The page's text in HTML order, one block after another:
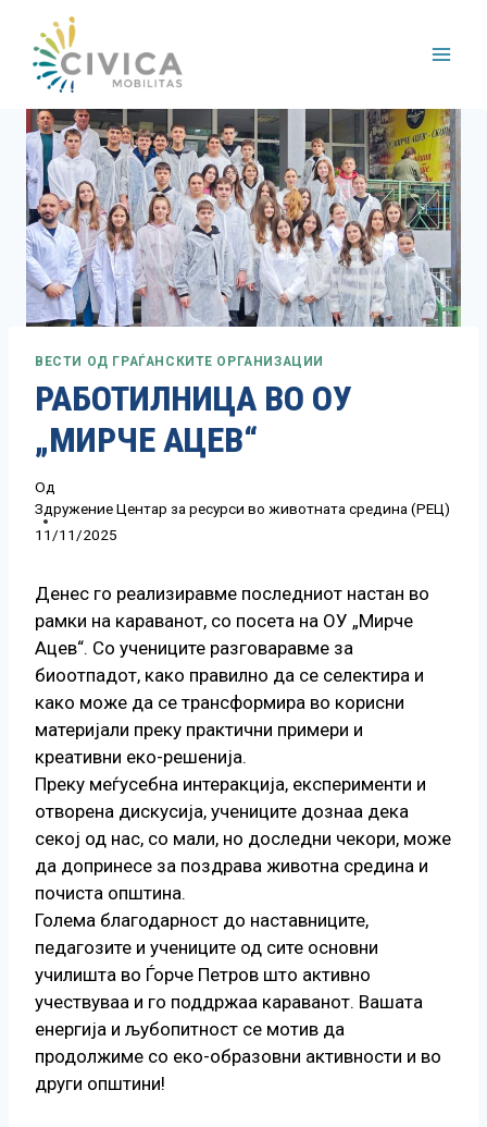
content
ВЕСТИ ОД ГРАЃАНСКИТЕ ОРГАНИЗАЦИИ
РАБОТИЛНИЦА ВО ОУ
„МИРЧЕ АЦЕВ“
Од
Здружение Центар за ресурси во животната средина (РЕЦ)
11/11/2025
Денес го реализиравме последниот настан во
рамки на караванот, со посета на ОУ „Мирче
Ацев“. Со учениците разговаравме за
биоотпадот, како правилно да се селектира и
како може да се трансформира во корисни
материјали преку практични примери и
креативни еко-решенија.
Преку меѓусебна интеракција, експерименти и
отворена дискусија, учениците дознаа дека
секој од нас, со мали, но доследни чекори, може
да допринесе за поздрава животна средина и
почиста општина.
Голема благодарност до наставниците,
педагозите и учениците од сите основни
училишта во Ѓорче Петров што активно
учествуваа и го поддржаа караванот. Вашата
енергија и љубопитност се мотив да
продолжиме со еко-образовни активности и во
други општини!